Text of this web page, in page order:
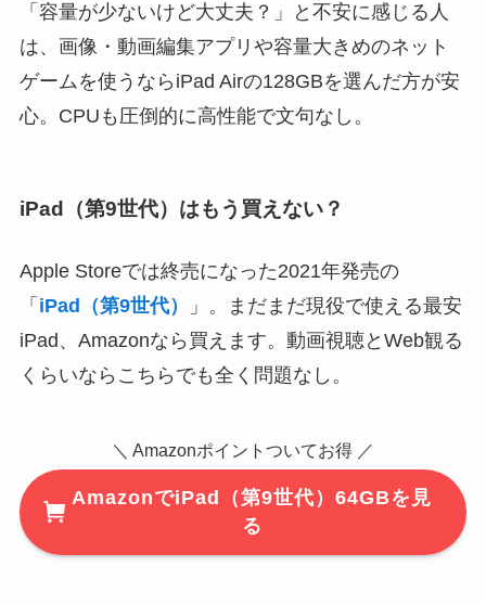
「容量が少ないけど大丈夫？」と不安に感じる人
は、画像・動画編集アプリや容量大きめのネット
ゲームを使うならiPad Airの128GBを選んだ方が安
心。CPUも圧倒的に高性能で文句なし。
iPad（第9世代）はもう買えない？
Apple Storeでは終売になった2021年発売の
「 iPad（第9世代）
」。まだまだ現役で使える最安
iPad、Amazonなら買えます。動画視聴とWeb観る
くらいならこちらでも全く問題なし。
＼ Amazonポイントついてお得 ／
AmazonでiPad（第9世代）64GBを見
る